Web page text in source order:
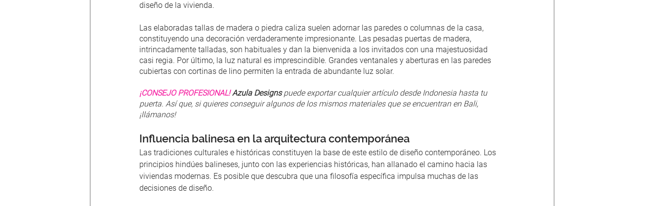
diseño de la vivienda.
Las elaboradas tallas de madera o piedra caliza suelen adornar las paredes o columnas de la casa,
constituyendo una decoración verdaderamente impresionante. Las pesadas puertas de madera,
intrincadamente talladas, son habituales y dan la bienvenida a los invitados con una majestuosidad
casi regia. Por último, la luz natural es imprescindible. Grandes ventanales y aberturas en las paredes
cubiertas con cortinas de lino permiten la entrada de abundante luz solar.
¡CONSEJO PROFESIONAL! Azula Designs puede exportar cualquier artículo desde Indonesia hasta tu
puerta. Así que, si quieres conseguir algunos de los mismos materiales que se encuentran en Bali,
¡llámanos!
Influencia balinesa en la arquitectura contemporánea
Las tradiciones culturales e históricas constituyen la base de este estilo de diseño contemporáneo. Los
principios hindúes balineses, junto con las experiencias históricas, han allanado el camino hacia las
viviendas modernas. Es posible que descubra que una filosofía específica impulsa muchas de las
decisiones de diseño.